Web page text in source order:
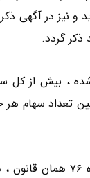
و نیز در
، بیش از کل
تعداد سهام هر
براساس ماده ۸۲ (ل.